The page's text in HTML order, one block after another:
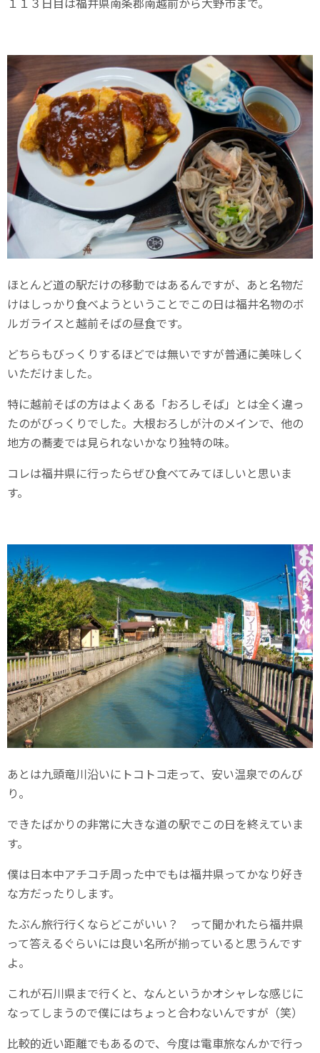
ほとんど道の駅だけの移動ではあるんですが、あと名物だ
けはしっかり食べようということでこの日は福井名物のボ
ルガライスと越前そばの昼食です。
どちらもびっくりするほどでは無いですが普通に美味しく
いただけました。
特に越前そばの方はよくある「おろしそば」とは全く違っ
たのがびっくりでした。大根おろしが汁のメインで、他の
地方の蕎麦では見られないかなり独特の味。
コレは福井県に行ったらぜひ食べてみてほしいと思いま
す。
あとは九頭竜川沿いにトコトコ走って、安い温泉でのんび
り。
できたばかりの非常に大きな道の駅でこの日を終えていま
す。
僕は日本中アチコチ周った中でもは福井県ってかなり好き
な方だったりします。
たぶん旅行行くならどこがいい？ って聞かれたら福井県
って答えるぐらいには良い名所が揃っていると思うんです
よ。
これが石川県まで行くと、なんというかオシャレな感じに
なってしまうので僕にはちょっと合わないんですが（笑）
比較的近い距離でもあるので、今度は電車旅なんかで行っ